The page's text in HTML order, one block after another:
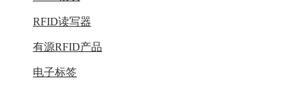
RFID读写器
有源RFID产品
电子标签